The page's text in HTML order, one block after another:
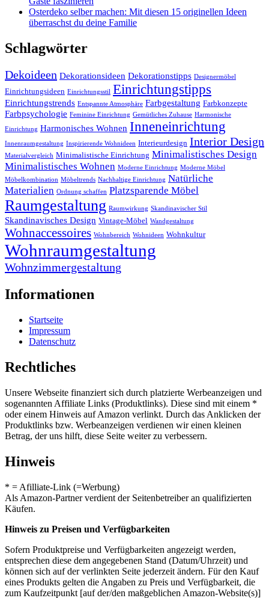
Osterdeko selber machen: Mit diesen 15 originellen Ideen
überraschst du deine Familie
Schlagwörter
Dekoideen Dekorationsideen Dekorationstipps Designermöbel
Einrichtungsideen Einrichtungsstil Einrichtungstipps
Einrichtungstrends Entspannte Atmosphäre Farbgestaltung Farbkonzepte
Farbpsychologie Feminine Einrichtung Gemütliches Zuhause Harmonische
Einrichtung Harmonisches Wohnen Inneneinrichtung
Innenraumgestaltung Inspirierende Wohnideen Interieurdesign Interior Design
Materialvergleich Minimalistische Einrichtung Minimalistisches Design
Minimalistisches Wohnen Moderne Einrichtung Moderne Möbel
Möbelkombination Möbeltrends Nachhaltige Einrichtung Natürliche
Materialien Ordnung schaffen Platzsparende Möbel
Raumgestaltung Raumwirkung Skandinavischer Stil
Skandinavisches Design Vintage-Möbel Wandgestaltung
Wohnaccessoires Wohnbereich Wohnideen Wohnkultur
Wohnraumgestaltung
Wohnzimmergestaltung
Informationen
Startseite
Impressum
Datenschutz
Rechtliches
Unsere Webseite finanziert sich durch platzierte Werbeanzeigen und
sogenannten Affiliate Links (Produktlinks). Diese sind mit einem *
oder einem Hinweis auf Amazon verlinkt. Durch das Anklicken der
Produktlinks bzw. Werbeanzeigen verdienen wir einen kleinen
Betrag, der uns hilft, diese Seite weiter zu verbessern.
Hinweis
* = Afilliate-Link (=Werbung)
Als Amazon-Partner verdient der Seitenbetreiber an qualifizierten
Käufen.
Hinweis zu Preisen und Verfügbarkeiten
Sofern Produktpreise und Verfügbarkeiten angezeigt werden,
entsprechen diese dem angegebenen Stand (Datum/Uhrzeit) und
können sich auf der verlinkten Seite jederzeit ändern. Für den Kauf
eines Produkts gelten die Angaben zu Preis und Verfügbarkeit, die
zum Kaufzeitpunkt [auf der/den maßgeblichen Amazon-Website(s)]